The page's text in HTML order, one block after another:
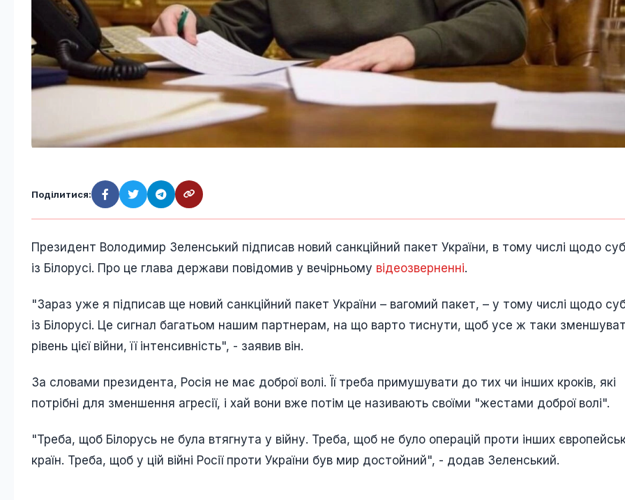
Поділитися:
Президент Володимир Зеленський підписав новий санкційний пакет України, в тому числі щодо
із Білорусі. Про це глава держави повідомив у вечірньому відеозверненні.
"Зараз уже я підписав ще новий санкційний пакет України – вагомий пакет, – у тому числі щодо
із Білорусі. Це сигнал багатьом нашим партнерам, на що варто тиснути, щоб усе ж таки
рівень цієї війни, її інтенсивність", - заявив він.
За словами президента, Росія не має доброї волі. Її треба примушувати до тих чи інших кроків, які
потрібні для зменшення агресії, і хай вони вже потім це називають своїми "жестами доброї волі".
"Треба, щоб Білорусь не була втягнута у війну. Треба, щоб не було операцій проти інших
країн. Треба, щоб у цій війні Росії проти України був мир достойний", - додав Зеленський.